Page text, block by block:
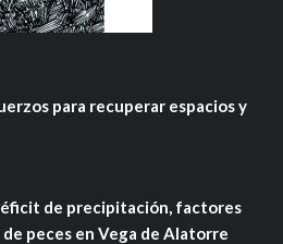
para recuperar espacios y
de precipitación, factores
peces en Vega de Alatorre